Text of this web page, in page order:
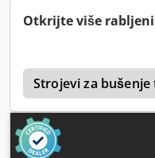
horizontalne grupe: da
Otkrijte više
Strojevi za bušenje